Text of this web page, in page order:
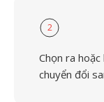
2
Chọn ra
chuyển đổi